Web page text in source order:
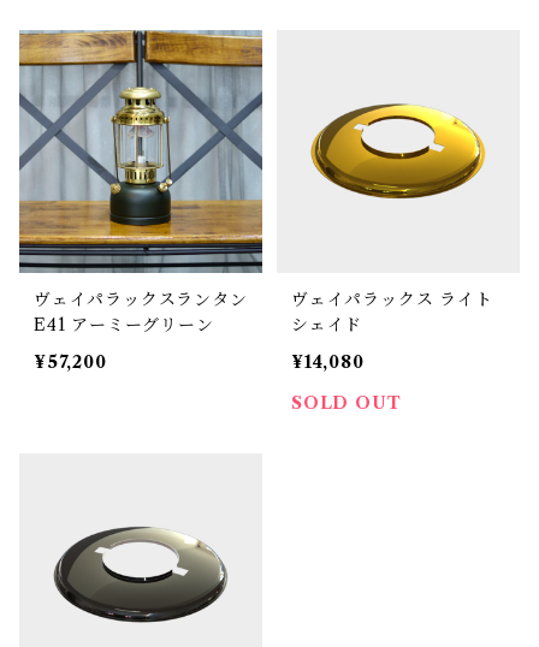
ヴェイパラックスランタン
E41 アーミーグリーン
¥57,200
ヴェイパラックス ライト
シェイド
¥14,080
SOLD OUT